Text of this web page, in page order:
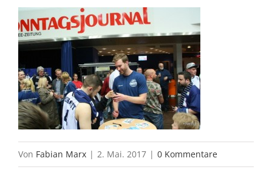
Von Fabian Marx | 2. Mai. 2017 | 0 Kommentare